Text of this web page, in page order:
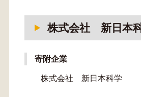
株式会社 新日本
寄附企業
株式会社 新日本科学